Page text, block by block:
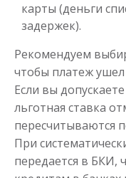
карты (деньги
задержек).
Рекомендуем
чтобы платеж ушел
Если вы
льготная ставка
пересчитываются
При
передается в БКИ,